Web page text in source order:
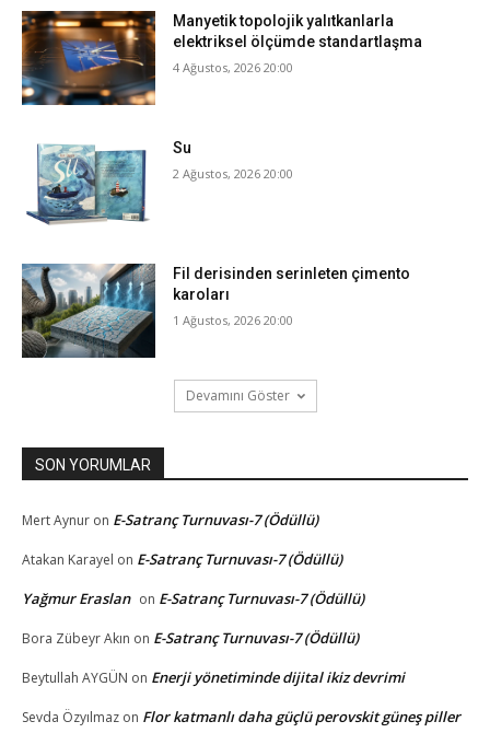
Manyetik topolojik yalıtkanlarla
elektriksel ölçümde standartlaşma
4 Ağustos, 2026 20:00
Su
2 Ağustos, 2026 20:00
Fil derisinden serinleten çimento
karoları
1 Ağustos, 2026 20:00
Devamını Göster
SON YORUMLAR
Mert Aynur on E-Satranç Turnuvası-7 (Ödüllü)
Atakan Karayel on E-Satranç Turnuvası-7 (Ödüllü)
Yağmur Eraslan on E-Satranç Turnuvası-7 (Ödüllü)
Bora Zübeyr Akın on E-Satranç Turnuvası-7 (Ödüllü)
Beytullah AYGÜN on Enerji yönetiminde dijital ikiz devrimi
Sevda Özyılmaz on Flor katmanlı daha güçlü perovskit güneş piller